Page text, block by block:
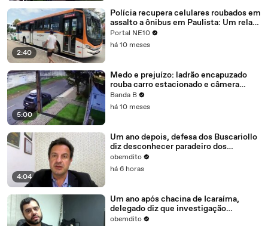
2:40
Polícia recupera celulares roubados em
assalto a ônibus em Paulista: Um relato
detalhado do acontecimento
Portal NE10
há 10 meses
5:00
Medo e prejuízo: ladrão encapuzado
rouba carro estacionado e câmera
flagra ação em Curitiba
Banda B
há 10 meses
4:04
Um ano depois, defesa dos Buscariollo
diz desconhecer paradeiro dos
investigados
obemdito
há 6 horas
Um ano após chacina de Icaraíma,
delegado diz que investigação
continua como prioridade
obemdito